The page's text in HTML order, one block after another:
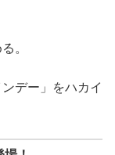
。
デー」をハカイ